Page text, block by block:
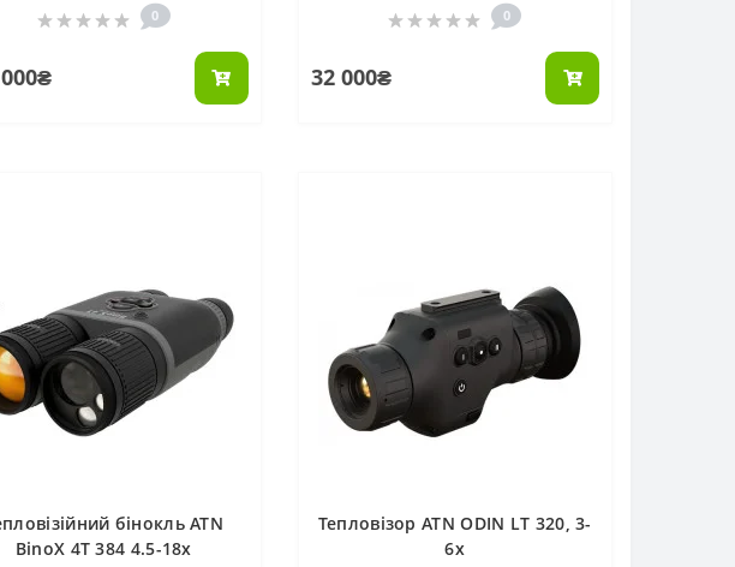
0 0
32 000₴
бінокль ATN
BinoX 4T 384 4.5-18x
Тепловізор ATN ODIN LT 320, 3-
6x